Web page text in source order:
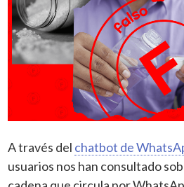
A través del chatbot de
usuarios nos han consultado